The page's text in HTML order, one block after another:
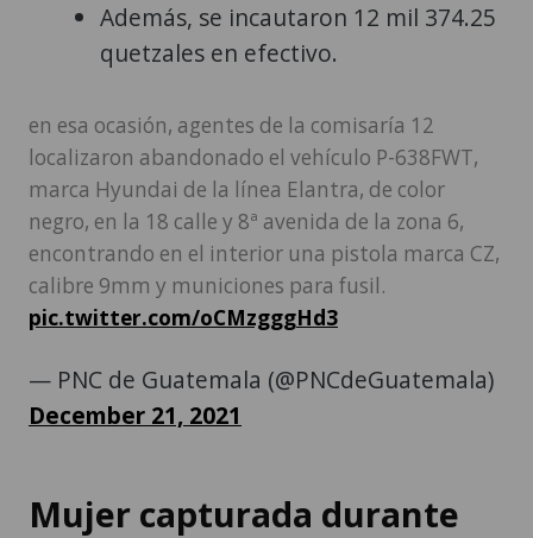
Además, se incautaron 12 mil 374.25
quetzales en efectivo.
en esa ocasión, agentes de la comisaría 12
localizaron abandonado el vehículo P-638FWT,
marca Hyundai de la línea Elantra, de color
negro, en la 18 calle y 8ª avenida de la zona 6,
encontrando en el interior una pistola marca CZ,
calibre 9mm y municiones para fusil.
pic.twitter.com/oCMzgggHd3
— PNC de Guatemala (@PNCdeGuatemala)
December 21, 2021
Mujer capturada durante